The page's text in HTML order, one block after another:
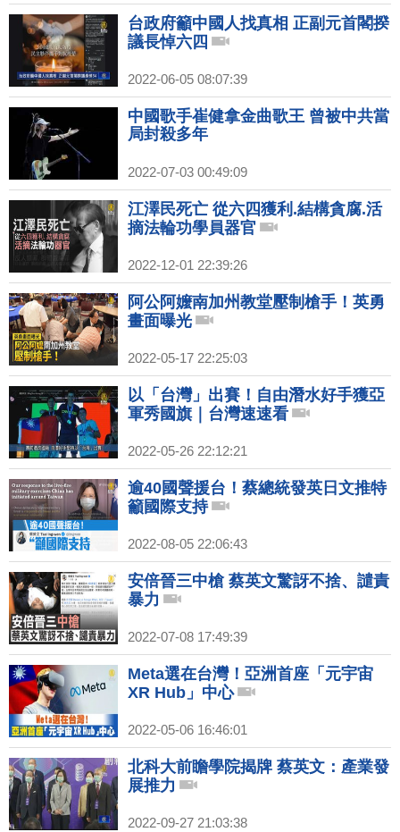
台政府籲中國人找真相 正副元首閣揆
議長悼六四
2022-06-05 08:07:39
中國歌手崔健拿金曲歌王 曾被中共當
局封殺多年
2022-07-03 00:49:09
江澤民死亡 從六四獲利.結構貪腐.活
摘法輪功學員器官
2022-12-01 22:39:26
阿公阿嬤南加州教堂壓制槍手！英勇
畫面曝光
2022-05-17 22:25:03
以「台灣」出賽！自由潛水好手獲亞
軍秀國旗｜台灣速速看
2022-05-26 22:12:21
逾40國聲援台！蔡總統發英日文推特
籲國際支持
2022-08-05 22:06:43
安倍晉三中槍 蔡英文驚訝不捨、譴責
暴力
2022-07-08 17:49:39
Meta選在台灣！亞洲首座「元宇宙
XR Hub」中心
2022-05-06 16:46:01
北科大前瞻學院揭牌 蔡英文：產業發
展推力
2022-09-27 21:03:38